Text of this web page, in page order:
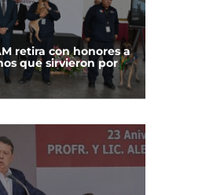
retira con honores a
que sirvieron por